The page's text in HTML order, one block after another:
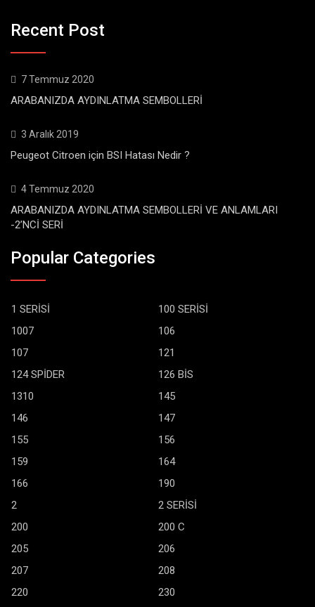
Recent Post
7 Temmuz 2020
ARABANIZDA AYDINLATMA SEMBOLLERİ
3 Aralık 2019
Peugeot Citroen için BSI Hatası Nedir ?
4 Temmuz 2020
ARABANIZDA AYDINLATMA SEMBOLLERİ VE ANLAMLARI
-2’NCİ SERİ
Popular Categories
1 SERİSİ
100 SERİSİ
1007
106
107
121
124 SPİDER
126 BİS
1310
145
146
147
155
156
159
164
166
190
2
2 SERİSİ
200
200 C
205
206
207
208
220
230